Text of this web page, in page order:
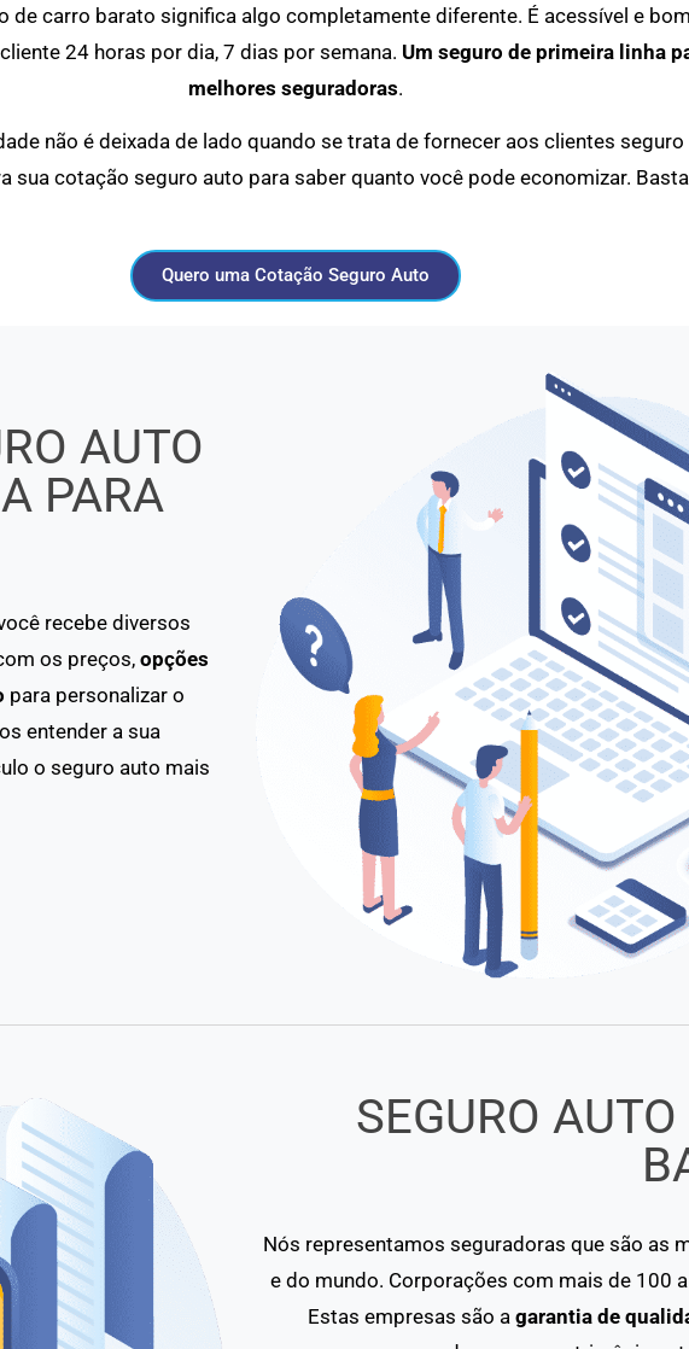
de carro barato significa algo completamente diferente. É acessível e
24 horas por dia, 7 dias por semana. Um seguro de primeira linha
melhores seguradoras.
não é deixada de lado quando se trata de fornecer aos clientes
sua cotação seguro auto para saber quanto você pode economizar.
Quero uma Cotação Seguro Auto
AUTO
PARA
recebe diversos
os preços, opções
para personalizar o
entender a sua
o seguro auto mais
SEGURO
Nós representamos seguradoras que são as
e do mundo. Corporações com mais de 100
Estas empresas são a garantia de